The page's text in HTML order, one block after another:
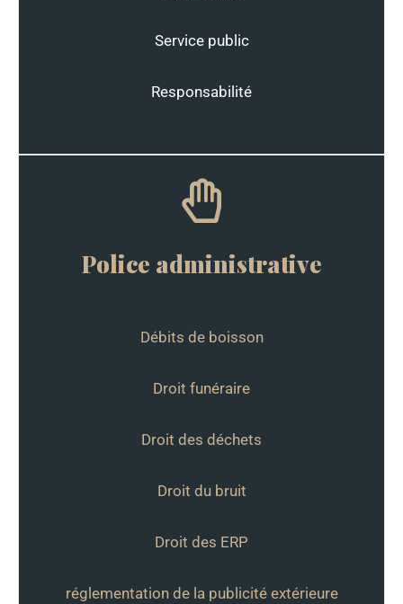
Service public
Responsabilité
Police administrative
Débits de boisson
Droit funéraire
Droit des déchets
Droit du bruit
Droit des ERP
réglementation de la publicité extérieure